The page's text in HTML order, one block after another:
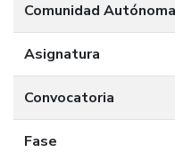
Comunidad Autónoma
Asignatura
Convocatoria
Fase